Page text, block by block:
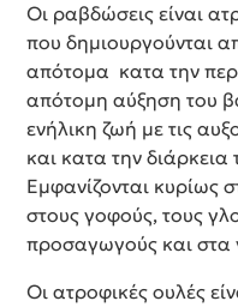
Οι ραβδώσεις είναι
που δημιουργούνται
απότομα κατα την
απότομη αύξηση του
ενήλικη ζωή με τις
και κατα την
Εμφανίζονται κυρίως
στους γοφούς, τους
προσαγωγούς και στα
Οι ατροφικές ουλές